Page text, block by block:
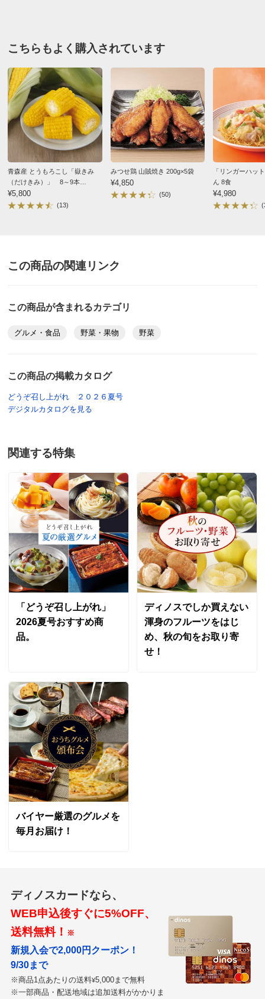
■お届け時期：8月上旬～9月中旬
【ご注意ください！】
※商品の性質上、キャンセル・交換・返品はできませ
ん。
※青果物のお届けは天候の影響により前後する場合がご
ざいます。
ディノスのサイズ
こちらもよく購入されています
青森産 とうもろこし「嶽きみ
（だけきみ）」 8～9本
（2.8kg） 【9月上旬頃～お届
け】
¥5,800
(13)
みつせ鶏 山賊焼き 200g×5袋
¥4,850
(50)
「リンガーハッ
ん 8食
¥4,980
この商品の関連リンク
この商品が含まれるカテゴリ
グルメ・食品 野菜・果物 野菜
この商品の掲載カタログ
どうぞ召し上がれ ２０２６夏号
デジタルカタログを見る
関連する特集
「どうぞ召し上がれ」
2026夏号おすすめ商
品。
ディノスでしか買えない
渾身のフルーツをはじ
め、秋の旬をお取り寄
せ！
バイヤー厳選のグルメを
毎月お届け！
ディノスカードなら、
WEB申込後すぐに5%OFF、
送料無料！ ※
新規入会で2,000円クーポン！
9/30まで
※商品1点あたりの送料¥5,000まで無料
※一部商品・配送地域は追加送料がかかりま